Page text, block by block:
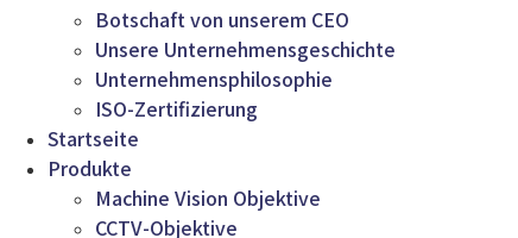
Botschaft von unserem CEO
Unsere Unternehmensgeschichte
Unternehmensphilosophie
ISO-Zertifizierung
Startseite
Produkte
Machine Vision Objektive
CCTV-Objektive